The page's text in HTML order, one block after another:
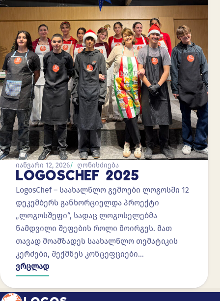
იანვარი 12, 2026 ღონისძიება
LOGOSCHEF 2025
LogosChef – საახალწლო გემოები ლოგოსში 12
დეკემბერს განხორციელდა პროექტი
„ლოგოსშეფი“, სადაც ლოგოსელებმა
ნამდვილი შეფების როლი მოირგეს. მათ
თავად მოამზადეს საახალწლო თემატიკის
კერძები, შექმნეს კონცეფციები…
ვრცლად